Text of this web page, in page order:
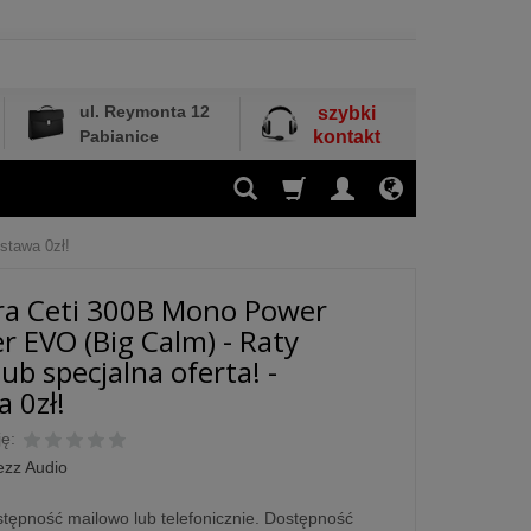
ul. Reymonta 12
Pabianice
szybki
kontakt
0zł!
Ceti 300B Mono Power
EVO (Big Calm) - Raty
specjalna oferta! -
0zł!
Audio
mailowo lub telefonicznie. Dostępność